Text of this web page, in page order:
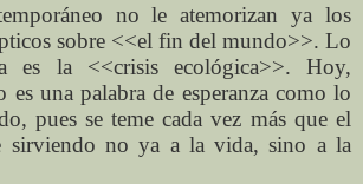
no le atemorizan ya los
sobre <<el fin del mundo>>. Lo
es la <<crisis ecológica>>. Hoy,
es una palabra de esperanza como lo
pues se teme cada vez más que el
sirviendo no ya a la vida, sino a la